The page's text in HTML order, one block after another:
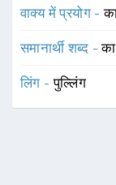
वाक्य में प्रयोग -
समानार्थी शब्द -
लिंग -पुल्लिंग